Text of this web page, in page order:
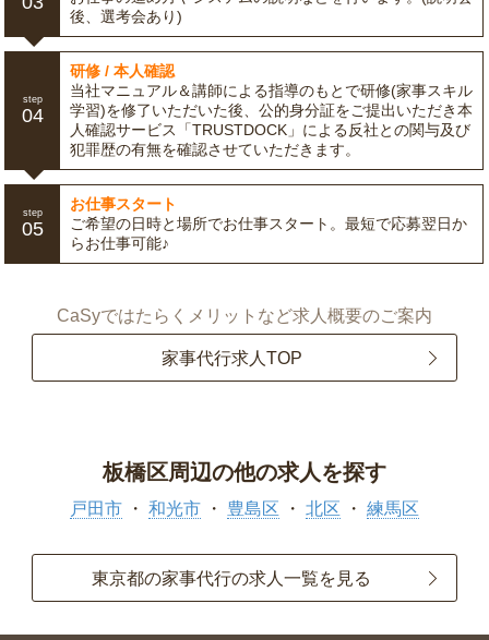
後、選考会あり)
step
04
研修 / 本人確認
当社マニュアル＆講師による指導のもとで研修(家事スキル
学習)を修了いただいた後、公的身分証をご提出いただき本
人確認サービス「TRUSTDOCK」による反社との関与及び
犯罪歴の有無を確認させていただきます。
step
05
お仕事スタート
ご希望の日時と場所でお仕事スタート。最短で応募翌日か
らお仕事可能♪
CaSyではたらくメリットなど求人概要のご案内
家事代行求人TOP
板橋区周辺の他の求人を探す
戸田市 和光市 豊島区 北区 練馬区
東京都の家事代行の求人一覧を見る